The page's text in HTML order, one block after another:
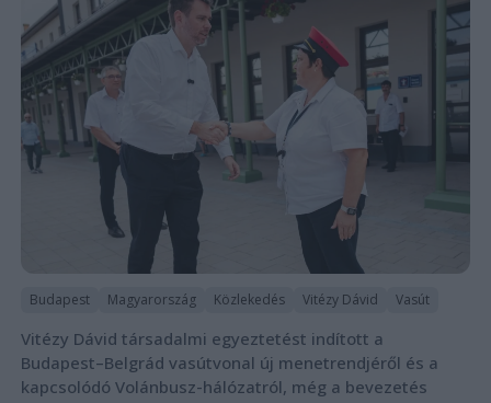
Budapest Magyarország Közlekedés Vitézy Dávid Vasút
Vitézy Dávid társadalmi egyeztetést indított a
Budapest–Belgrád vasútvonal új menetrendjéről és a
kapcsolódó Volánbusz-hálózatról, még a bevezetés